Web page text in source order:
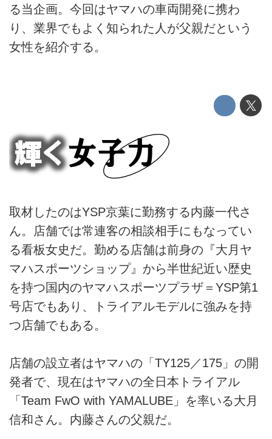
る当企画。今回はヤマハの車両開発に携わ
り、業界でもよく知られた人が父親だという
女性を紹介する。
取材したのはYSP京葉に勤務する内藤一代さ
ん。店舗では常連客の相談相手にもなってい
る看板女史だ。勤める店舗は前身の『大月ヤ
マハスポーツショップ』から半世紀近い歴史
を持つ国内のヤマハスポーツプラザ＝YSP第1
号店でもあり、トライアルモデルに強みを持
つ店舗でもある。
店舗の設立者はヤマハの「TY125／175」の開
発者で、現在はヤマハの全日本トライアル
「Team FwO with YAMALUBE」を率いる大月
信和さん。内藤さんの父親だ。